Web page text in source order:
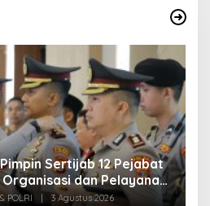
Sertijab 12 Pejabat
dan Pelayanan
POLRI 3 Agustus 2026